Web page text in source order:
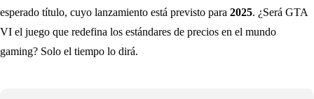
esperado título, cuyo lanzamiento está previsto para 2025. ¿Será GTA
VI el juego que redefina los estándares de precios en el mundo
gaming? Solo el tiempo lo dirá.